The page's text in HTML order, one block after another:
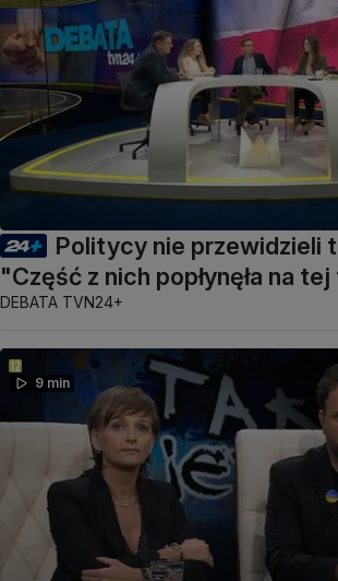
Politycy nie przewidzieli
"Część z nich popłynęła na
DEBATA TVN24+
9 min